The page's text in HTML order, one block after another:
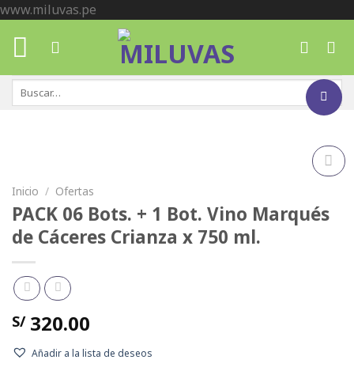
www.miluvas.pe
content
Buscar
lista de
Inicio / Ofertas
PACK 06 Bots. + 1 Bot. Vino Marqués
de Cáceres Crianza x 750 ml.
S/320.00
Añadir a la lista de deseos